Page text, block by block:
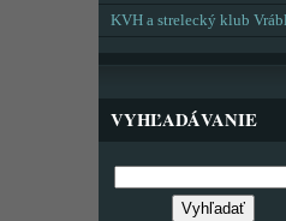
KVH a strelecký klub
VYHĽADÁVANIE